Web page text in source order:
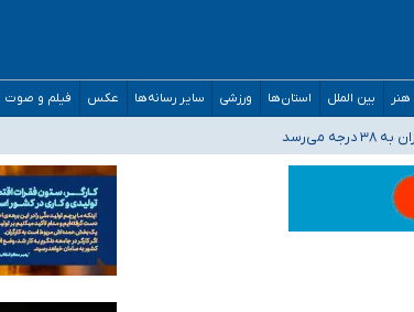
بین الملل استان‌ها ورزشی سایر رسانه‌ها عکس فیلم و صوت
اجتماعی انتشار تصاویر خصوصی برای قربانیان/ سوءاستفاده
تخصصی جغرافیای نظامی دافوس آجا